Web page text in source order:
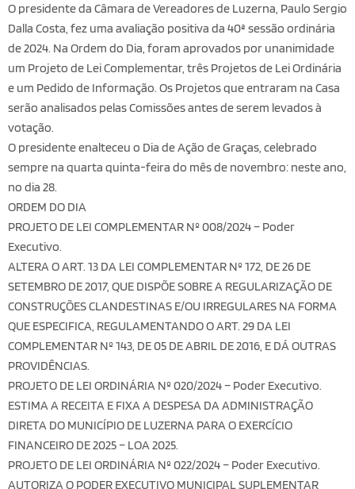
O presidente da Câmara de Vereadores de Luzerna, Paulo Sergio
Dalla Costa, fez uma avaliação positiva da 40ª sessão ordinária
de 2024. Na Ordem do Dia, foram aprovados por unanimidade
um Projeto de Lei Complementar, três Projetos de Lei Ordinária
e um Pedido de Informação. Os Projetos que entraram na Casa
serão analisados pelas Comissões antes de serem levados à
votação.
O presidente enalteceu o Dia de Ação de Graças, celebrado
sempre na quarta quinta-feira do mês de novembro: neste ano,
no dia 28.
ORDEM DO DIA
PROJETO DE LEI COMPLEMENTAR Nº 008/2024 – Poder
Executivo.
ALTERA O ART. 13 DA LEI COMPLEMENTAR Nº 172, DE 26 DE
SETEMBRO DE 2017, QUE DISPÕE SOBRE A REGULARIZAÇÃO DE
CONSTRUÇÕES CLANDESTINAS E/OU IRREGULARES NA FORMA
QUE ESPECIFICA, REGULAMENTANDO O ART. 29 DA LEI
COMPLEMENTAR Nº 143, DE 05 DE ABRIL DE 2016, E DÁ OUTRAS
PROVIDÊNCIAS.
PROJETO DE LEI ORDINÁRIA Nº 020/2024 – Poder Executivo.
ESTIMA A RECEITA E FIXA A DESPESA DA ADMINISTRAÇÃO
DIRETA DO MUNICÍPIO DE LUZERNA PARA O EXERCÍCIO
FINANCEIRO DE 2025 – LOA 2025.
PROJETO DE LEI ORDINÁRIA Nº 022/2024 – Poder Executivo.
AUTORIZA O PODER EXECUTIVO MUNICIPAL SUPLEMENTAR